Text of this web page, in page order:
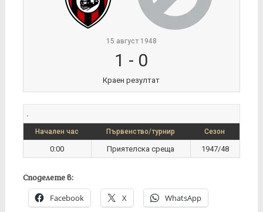
15 август 1948
1 - 0
Краен резултат
.
Начален час Първенство/турнир Сезон
0:00 Приятелска среща 1947/48
Споделете в:
Facebook X WhatsApp